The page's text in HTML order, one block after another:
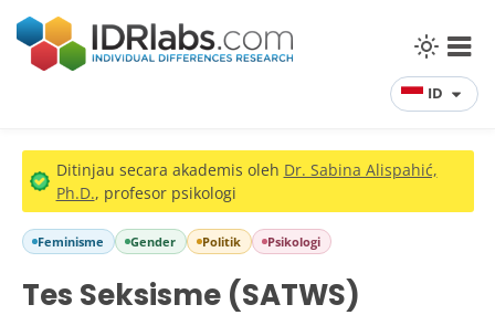
ID
Ditinjau secara akademis oleh Dr. Sabina Alispahić,
Ph.D., profesor psikologi
Feminisme Gender Politik Psikologi
Tes Seksisme (SATWS)